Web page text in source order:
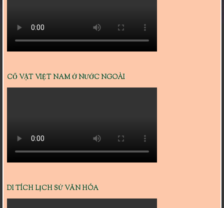
CỔ VẬT VIỆT NAM Ở NƯỚC NGOÀI
DI TÍCH LỊCH SỬ VĂN HÓA